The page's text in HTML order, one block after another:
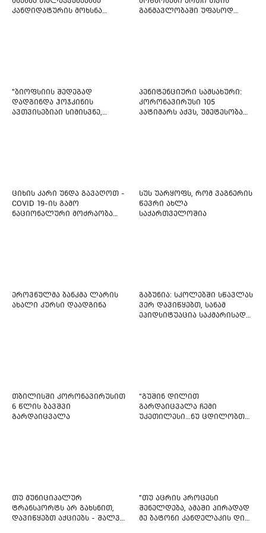
კანდიდატურის მოხსნა
განმავლობაში უფასოდ
"ბიოფსიის შედეგად
დადგინდა ჰოჯკინის
ავთვისებიაი სიმისვნე,
პენიტენციური სამსახური:
კორონავირუსი 105
პატიმარს აქვს, უმეტესობა
ციხის კარი უნდა გავაღოთ -
COVID 19-ის გამო
ნაციონალური მოძრაობა
სუს უარყოფს, რომ ვაგნერის
წევრი ახლა
საქართველოშია
ეროვნულმა ბანკმა ლარის
ახალი კურსი დაადგინა
გაბუნია: სკოლებში სწავლას
ვერ დავიწყებთ, სანამ
ეპიდსიტუაცია საკმარისად
თბილისში კორონავირუსით
6 წლის ბავშვი
გარდაიცვალა
“გუშინ დილით
გარდაიცვალა ჩემი
უკეთილესი…ნუ ცდილობთ
თუ მუნიციპალურ
ტრანსპორტს არ გახსნით,
დავიწყებთ აქციებს - შალვა
"თუ აცრის პროცესი
შენელდება, ამაში პირადად
მე ბატონი კანდელაკის დიდ